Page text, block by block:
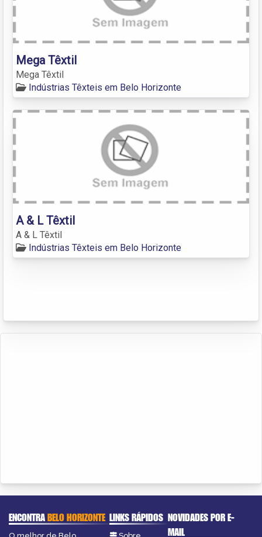
Mega Têxtil
Mega Têxtil
Indústrias Têxteis em Belo Horizonte
A & L Têxtil
A & L Têxtil
Indústrias Têxteis em Belo Horizonte
ENCONTRABELO HORIZONTE LINKS RÁPIDOS NOVIDADES POR E-
MAIL